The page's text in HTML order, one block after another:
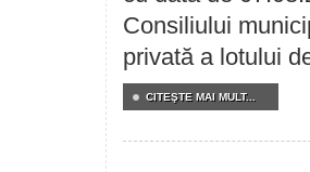
Consiliului
privată a lotului
CITEŞTE MAI MULT...